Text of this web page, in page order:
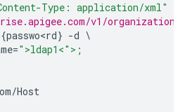
Type: application/xml"
v1/
passwo<rd} -d
=">ldap1<">;
/Host